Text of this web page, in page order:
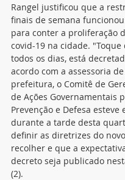
Rangel justificou que a
finais de semana
para conter a proliferação
covid-19 na cidade.
todos os dias, está
acordo com a assessoria
prefeitura, o Comitê de
de Ações Governamentais
Prevenção e Defesa esteve
durante a tarde desta
definir as diretrizes do
recolher e que a
decreto seja publicado
(2).